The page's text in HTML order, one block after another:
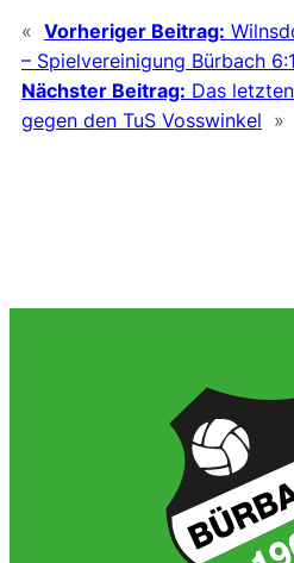
« Vorheriger Beitrag:
– Spielvereinigung Bürbach
Nächster Beitrag: Das
gegen den TuS Vosswinkel »